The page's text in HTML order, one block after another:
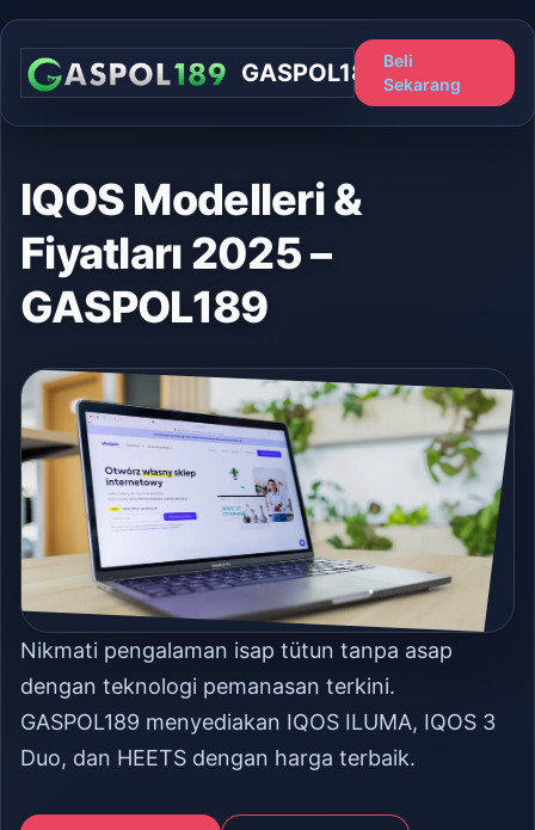
GASPOL189
Beli
Sekarang
IQOS Modelleri &
Fiyatları 2025 –
GASPOL189
Nikmati pengalaman isap tütun tanpa asap
dengan teknologi pemanasan terkini.
GASPOL189 menyediakan IQOS ILUMA, IQOS 3
Duo, dan HEETS dengan harga terbaik.